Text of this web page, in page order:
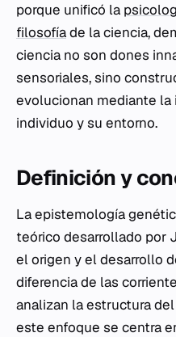
porque unificó la
filosofíade la ciencia,
ciencia no son dones
sensoriales, sino
evolucionan mediante
individuo y su entorno.
Definición y
La epistemología
teórico desarrollado por
el origen y el desarrollo
diferencia de las
analizan la estructura
este enfoque se centra